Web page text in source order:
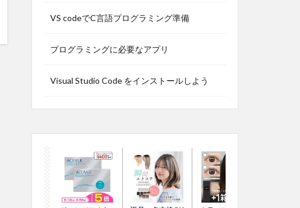
VS codeでC言語プログラミング準備
プログラミングに必要なアプリ
Visual Studio Code をインストールしよう